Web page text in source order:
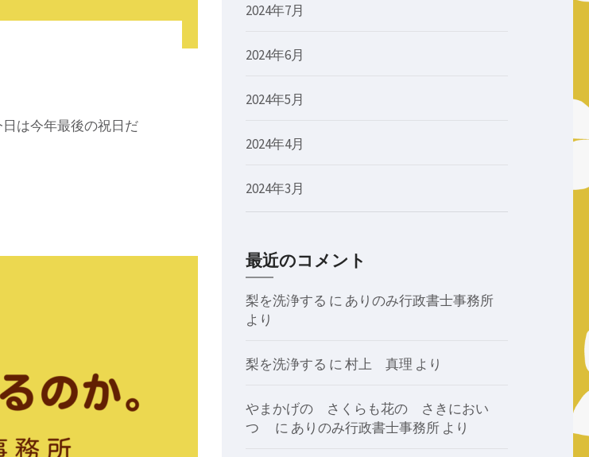
は今年最後の祝日だ
2024年7月
2024年6月
2024年5月
2024年4月
2024年3月
最近のコメント
梨を洗浄する に ありのみ行政書士事務所
より
梨を洗浄する に村上 真理 より
やまかげの さくらも花の さきにおい
つゝ
に ありのみ行政書士事務所 より